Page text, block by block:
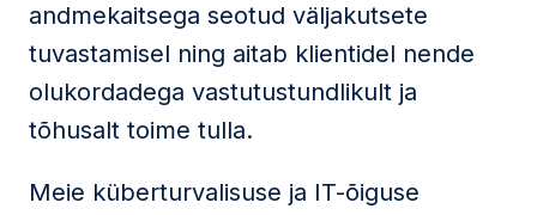
andmekaitsega seotud väljakutsete
tuvastamisel ning aitab klientidel nende
olukordadega vastutustundlikult ja
tõhusalt toime tulla.
Meie küberturvalisuse ja IT-õiguse